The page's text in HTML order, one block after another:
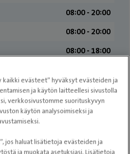
08:00 ­- 20:00
08:00 ­- 20:00
08:00 ­- 18:00
Suljettu
Suljettu
kaikki evästeet” hyväksyt evästeiden ja
ja käytön laitteellesi sivustolla
verkkosivustomme suorituskyvyn
käytön analysoimiseksi ja
jos haluat lisätietoja evästeiden ja
ja muokata asetuksiasi. Lisätietoja